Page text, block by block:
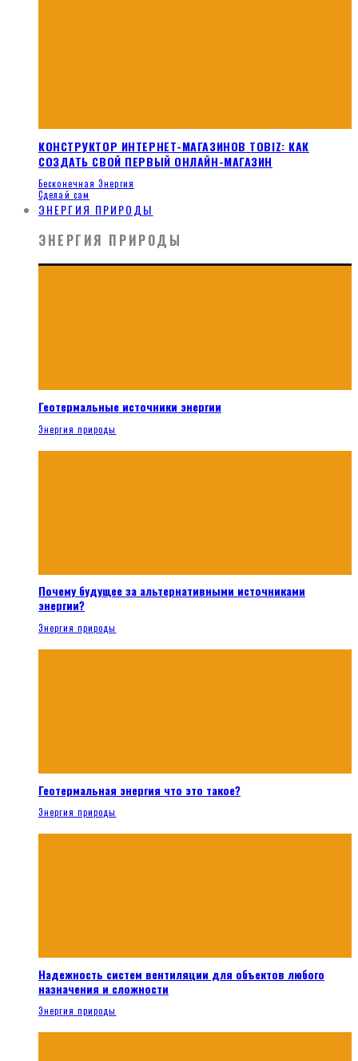
КОНСТРУКТОР ИНТЕРНЕТ-МАГАЗИНОВ TOBIZ: КАК
СОЗДАТЬ СВОЙ ПЕРВЫЙ ОНЛАЙН-МАГАЗИН
Бесконечная Энергия
Сделай сам
ЭНЕРГИЯ ПРИРОДЫ
ЭНЕРГИЯ ПРИРОДЫ
Геотермальные источники энергии
Энергия природы
Почему будущее за альтернативными источниками
энергии?
Энергия природы
Геотермальная энергия что это такое?
Энергия природы
Надежность систем вентиляции для объектов любого
назначения и сложности
Энергия природы